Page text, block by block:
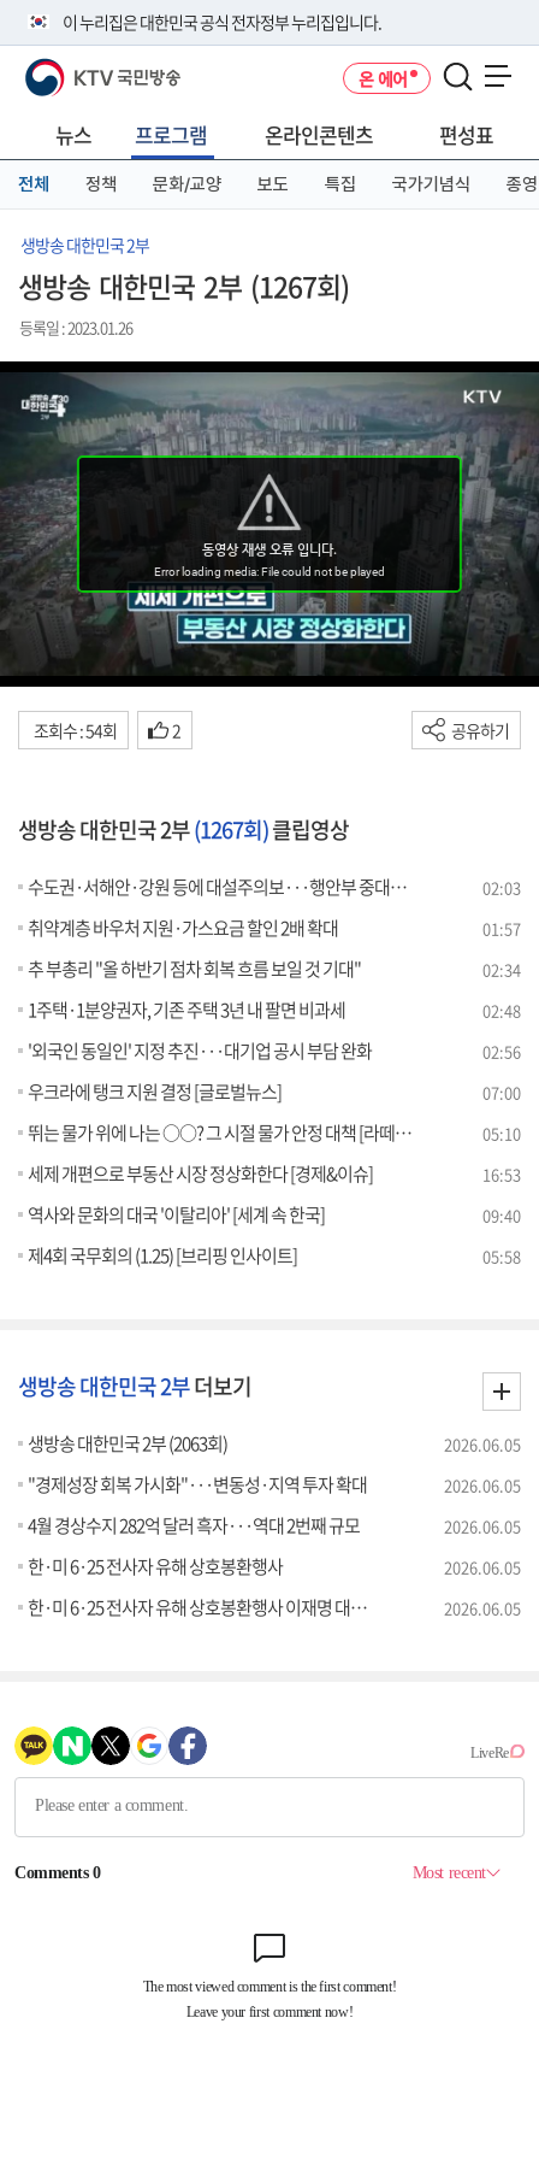
이 누리집은 대한민국 공식 전자정부 누리집입니다.
공식 누리집 주소 확인하기
니다.
이밖에 or.kr 또는 .kr등 다른 도메인 주소를 사용하고 있다면 아래 URL에
서 도메인 주소를 확인해 보세요
KTV 국민방송 온 에어
뉴스 프로그램 온라인콘텐츠 편성표
전체 정책 문화/교양 보도 특집 국가기념식 종영
생방송 대한민국 2부
생방송 대한민국 2부 (1267회)
등록일 : 2023.01.26
조회수 : 54회 2 공유하기
생방송 대한민국 2부(1267회)클립영상
수도권·서해안·강원 등에 대설주의보···행안부 중대본 1단계 가동 02:03
취약계층 바우처 지원·가스요금 할인 2배 확대 01:57
추 부총리 "올 하반기 점차 회복 흐름 보일 것 기대" 02:34
1주택·1분양권자, 기존 주택 3년 내 팔면 비과세 02:48
'외국인 동일인' 지정 추진···대기업 공시 부담 완화 02:56
우크라에 탱크 지원 결정 [글로벌뉴스] 07:00
뛰는 물가 위에 나는 ○○? 그 시절 물가 안정 대책 [라떼는 뉴우스] 05:10
세제 개편으로 부동산 시장 정상화한다 [경제&이슈] 16:53
역사와 문화의 대국 '이탈리아' [세계 속 한국] 09:40
제4회 국무회의 (1.25) [브리핑 인사이트] 05:58
생방송 대한민국 2부더보기
생방송 대한민국 2부 (2063회) 2026.06.05
"경제성장 회복 가시화"···변동성·지역 투자 확대 2026.06.05
4월 경상수지 282억 달러 흑자···역대 2번째 규모 2026.06.05
한·미 6·25 전사자 유해 상호봉환행사 2026.06.05
한·미 6·25 전사자 유해 상호봉환행사 이재명 대통령 추모사 2026.06.05